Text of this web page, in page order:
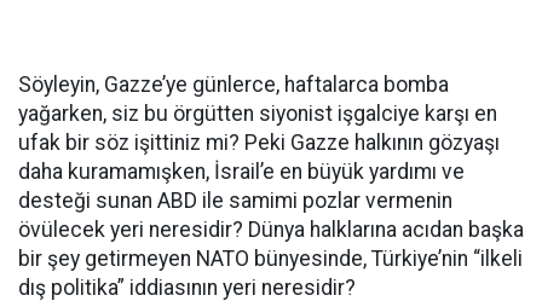
Söyleyin, Gazze’ye günlerce, haftalarca bomba
yağarken, siz bu örgütten siyonist işgalciye karşı en
ufak bir söz işittiniz mi? Peki Gazze halkının gözyaşı
daha kuramamışken, İsrail’e en büyük yardımı ve
desteği sunan ABD ile samimi pozlar vermenin
övülecek yeri neresidir? Dünya halklarına acıdan başka
bir şey getirmeyen NATO bünyesinde, Türkiye’nin “ilkeli
dış politika” iddiasının yeri neresidir?